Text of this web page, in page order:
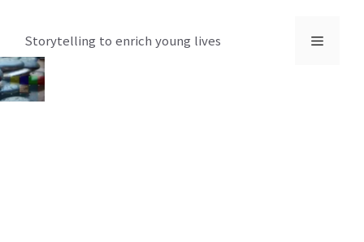
츠
로
건
Storytelling to enrich young lives 메